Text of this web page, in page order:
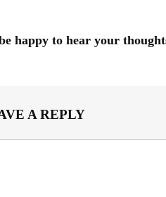
happy to hear your
A REPLY